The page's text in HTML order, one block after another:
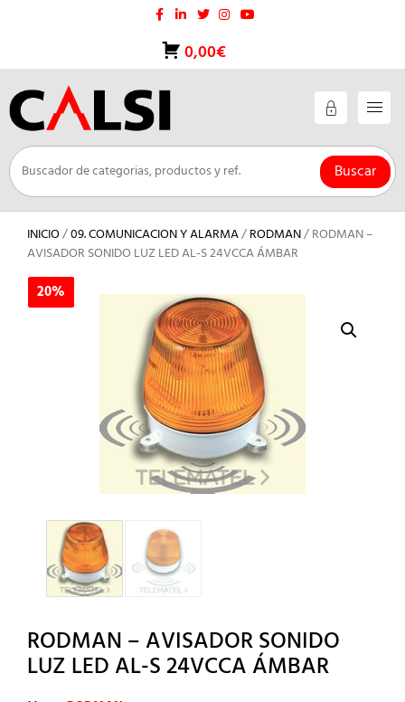
0,00€
Buscar
INICIO/09. COMUNICACION Y ALARMA/RODMAN/ RODMAN –
AVISADOR SONIDO LUZ LED AL-S 24VCCA ÁMBAR
20%
RODMAN – AVISADOR SONIDO
LUZ LED AL-S 24VCCA ÁMBAR
20%